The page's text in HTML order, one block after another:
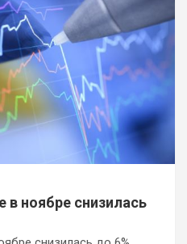
в ноябре снизилась